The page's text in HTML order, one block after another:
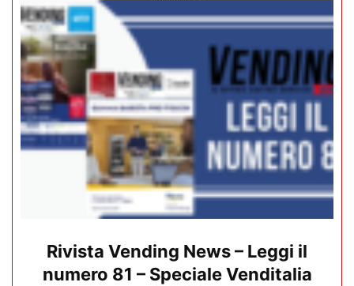
Rivista Vending News – Leggi il
numero 81 – Speciale Venditalia